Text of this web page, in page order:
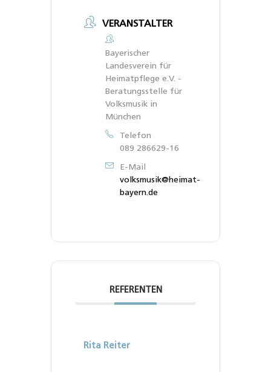
VERANSTALTER
Bayerischer
Landesverein für
Heimatpflege e.V. -
Beratungsstelle für
Volksmusik in
München
Telefon
089 286629-16
E-Mail
volksmusik@heimat-
bayern.de
REFERENTEN
Rita Reiter